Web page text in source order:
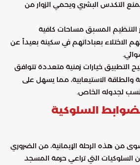
التكدس البشري ويحمي الزوار من
التنظيم المسبق مساحات كافية
الاختلاء بعباداتهم في سكينة بعيداً عن
التطبيق خيارات زمنية متعددة تتوافق
والطاقة الاستيعابية، مما يسهل على
لجدوله الخاص.
السلوكية
من هذه الرحلة الإيمانية، من الضروري
السلوكيات التي تراعي حرمة المسجد